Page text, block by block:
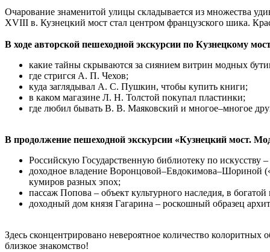
Очарование знаменитой улицы складывается из множества
XVIII в. Кузнецкий мост стал центром французского шика.
В ходе авторской пешеходной экскурсии по Кузнецкому
какие тайны скрываются за сиянием витрин модных
где стригся А. П. Чехов;
куда заглядывал А. С. Пушкин, чтобы купить книги;
в каком магазине Л. Н. Толстой покупал пластинки;
где любил бывать В. В. Маяковский и многое–многое
В продолжение пешеходной экскурсии «Кузнецкий мост.
Российскую Государственную библиотеку по искусству
доходное владение Воронцовой–Евдокимова–Шориной
кумиров разных эпох;
пассаж Попова – объект культурного наследия, в
доходный дом князя Гагарина – роскошный образец
Здесь сконцентрировано невероятное количество
близкое знакомство!